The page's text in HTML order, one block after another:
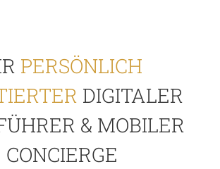
PERSÖNLICH
DIGITALER
& MOBILER
CONCIERGE